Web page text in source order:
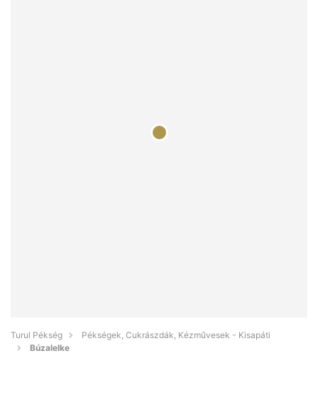
Turul Pékség
Pékségek, Cukrászdák, Kézművesek - Kisapáti
Búzalelke